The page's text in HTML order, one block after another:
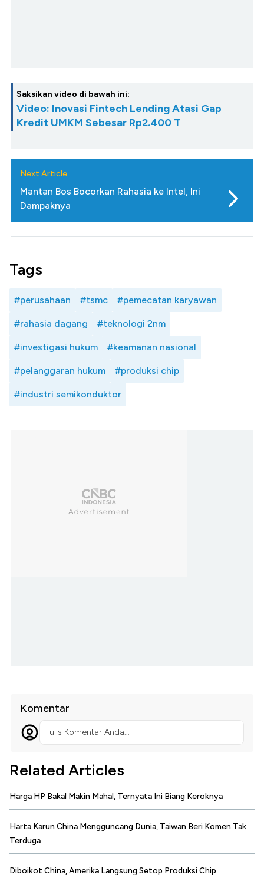
Saksikan video di bawah ini:
Video: Inovasi Fintech Lending Atasi Gap
Kredit UMKM Sebesar Rp2.400 T
Next Article
Mantan Bos Bocorkan Rahasia ke Intel, Ini
Dampaknya
Tags
#perusahaan #tsmc #pemecatan karyawan
#rahasia dagang #teknologi 2nm
#investigasi hukum #keamanan nasional
#pelanggaran hukum #produksi chip
#industri semikonduktor
Komentar
Tulis Komentar Anda...
Related Articles
Harga HP Bakal Makin Mahal, Ternyata Ini Biang Keroknya
Harta Karun China Mengguncang Dunia, Taiwan Beri Komen Tak
Terduga
Diboikot China, Amerika Langsung Setop Produksi Chip